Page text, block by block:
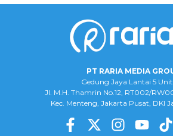
PT RARIA MEDIA
Gedung Jaya Lantai 5
Jl. M.H. Thamrin No.12, RT002/
Kec. Menteng, Jakarta Pusat, DKI